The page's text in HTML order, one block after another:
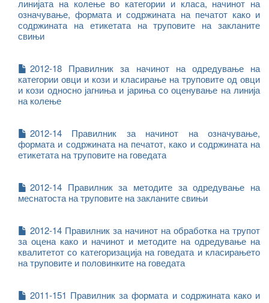
линијата на колење во категории и класа, начинот на
означување, формата и содржината на печатот како и
содржината на етикетата на труповите на закланите
свињи
2012-18 Правилник за начинот на одредување на
категории овци и кози и класирање на труповите од овци
и кози односно јагниња и јариња со оценување на линија
на колење
2012-14 Правилник за начинот на означување,
формата и содржината на печатот, како и содржината на
етикетата на труповите на говедата
2012-14 Правилник за методите за одредување на
меснатоста на труповите на закланите свињи
2012-14 Правилник за начинот на обработка на трупот
за оцена како и начинот и методите на одредување на
квалитетот со категоризација на говедата и класирањето
на труповите и половинките на говедата
2011-151 Правилник за формата и содржината како и